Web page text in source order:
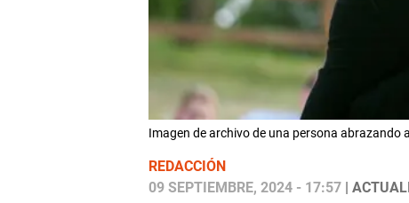
Imagen de archivo de una persona abrazando
REDACCIÓN
09 SEPTIEMBRE, 2024 - 17:57|